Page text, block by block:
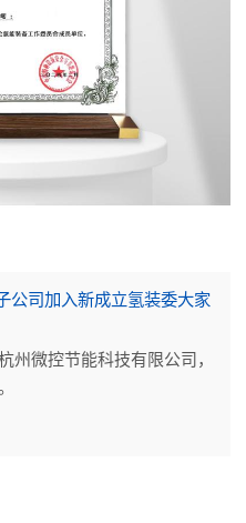
公司加入新成立氢装委大家
微控节能科技有限公司，